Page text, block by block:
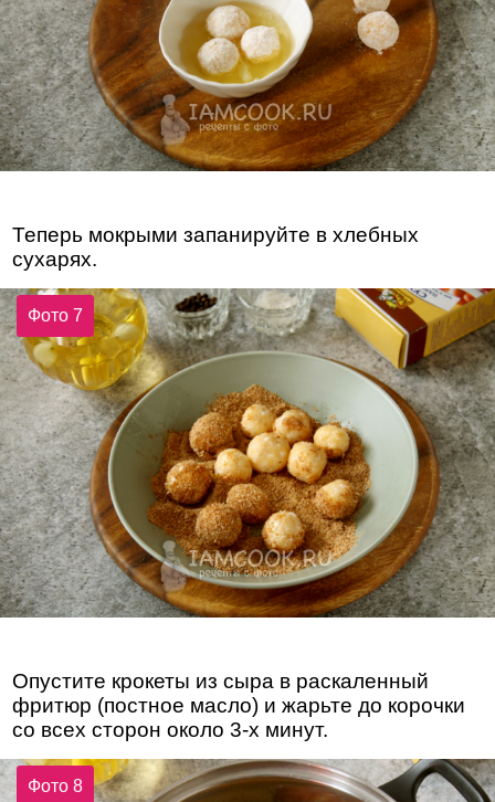
Теперь мокрыми запанируйте в хлебных
сухарях.
Фото 7
Опустите крокеты из сыра в раскаленный
фритюр (постное масло) и жарьте до корочки
со всех сторон около 3-х минут.
Фото 8